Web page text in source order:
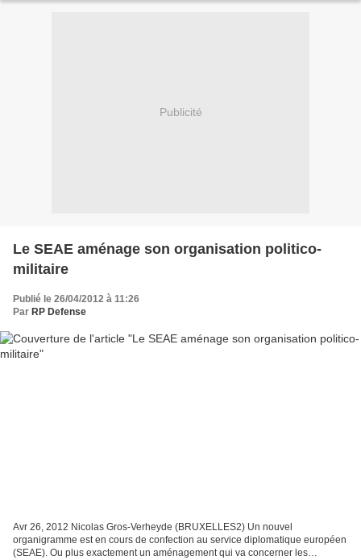
Publicité
Le SEAE aménage son organisation politico-
militaire
Publié le 26/04/2012 à 11:26
Par RP Defense
Avr 26, 2012 Nicolas Gros-Verheyde (BRUXELLES2) Un nouvel
organigramme est en cours de confection au service diplomatique européen
(SEAE). Ou plus exactement un aménagement qui va concerner les